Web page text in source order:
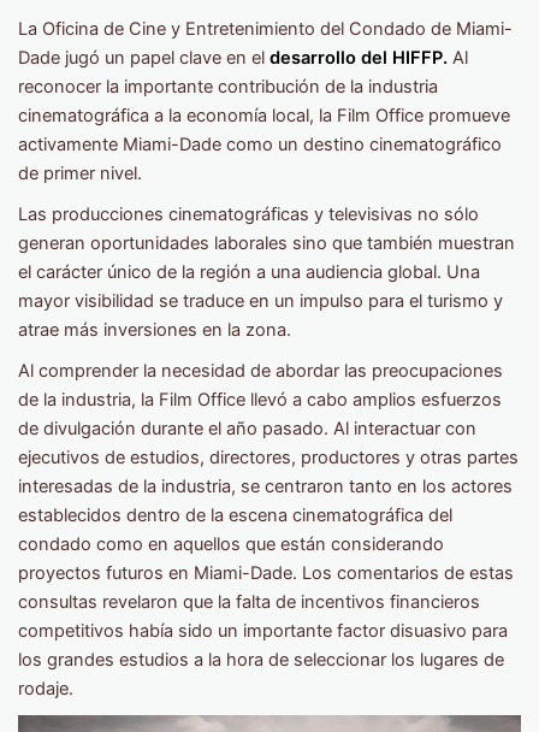
La Oficina de Cine y Entretenimiento del Condado de Miami-
Dade jugó un papel clave en el desarrollo del HIFFP. Al
reconocer la importante contribución de la industria
cinematográfica a la economía local, la Film Office promueve
activamente Miami-Dade como un destino cinematográfico
de primer nivel.
Las producciones cinematográficas y televisivas no sólo
generan oportunidades laborales sino que también muestran
el carácter único de la región a una audiencia global. Una
mayor visibilidad se traduce en un impulso para el turismo y
atrae más inversiones en la zona.
Al comprender la necesidad de abordar las preocupaciones
de la industria, la Film Office llevó a cabo amplios esfuerzos
de divulgación durante el año pasado. Al interactuar con
ejecutivos de estudios, directores, productores y otras partes
interesadas de la industria, se centraron tanto en los actores
establecidos dentro de la escena cinematográfica del
condado como en aquellos que están considerando
proyectos futuros en Miami-Dade. Los comentarios de estas
consultas revelaron que la falta de incentivos financieros
competitivos había sido un importante factor disuasivo para
los grandes estudios a la hora de seleccionar los lugares de
rodaje.